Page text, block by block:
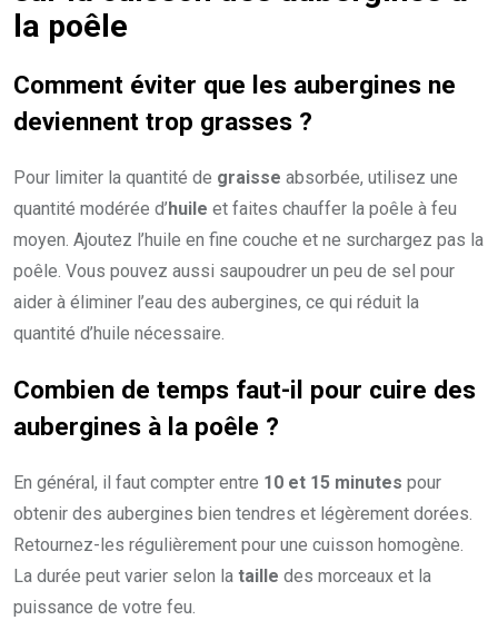
la poêle
Comment éviter que les aubergines ne
deviennent trop grasses ?
Pour limiter la quantité de graisse absorbée, utilisez une
quantité modérée d’huile et faites chauffer la poêle à feu
moyen. Ajoutez l’huile en fine couche et ne surchargez pas la
poêle. Vous pouvez aussi saupoudrer un peu de sel pour
aider à éliminer l’eau des aubergines, ce qui réduit la
quantité d’huile nécessaire.
Combien de temps faut-il pour cuire des
aubergines à la poêle ?
En général, il faut compter entre 10 et 15 minutes pour
obtenir des aubergines bien tendres et légèrement dorées.
Retournez-les régulièrement pour une cuisson homogène.
La durée peut varier selon la taille des morceaux et la
puissance de votre feu.